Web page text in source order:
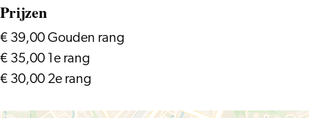
Prijzen
€ 39,00 Gouden rang
€ 35,00 1e rang
€ 30,00 2e rang